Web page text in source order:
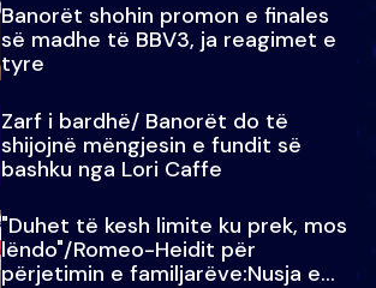
Banorët shohin promon e finales
së madhe të BBV3, ja reagimet e
tyre
Zarf i bardhë/ Banorët do të
shijojnë mëngjesin e fundit së
bashku nga Lori Caffe
"Duhet të kesh limite ku prek, mos
lëndo"/Romeo-Heidit për
përjetimin e familjarëve:Nusja e